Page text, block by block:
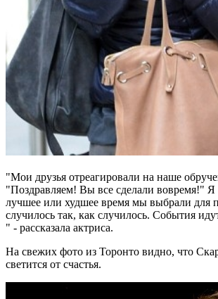
"Мои друзья отреагировали на наше
"Поздравляем! Вы все сделали вовремя!" Я
лучшее или худшее время мы выбрали для
случилось так, как случилось. События
" - рассказала актриса.
На свежих фото из Торонто видно, что
светится от счастья.